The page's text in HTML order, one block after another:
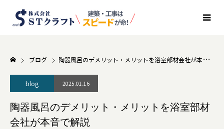
ブログ 陶器風呂のデメリット・メリットを浴室部材会社が本音で解説
blog 2025.01.16
陶器風呂のデメリット・メリットを浴室部材
会社が本音で解説